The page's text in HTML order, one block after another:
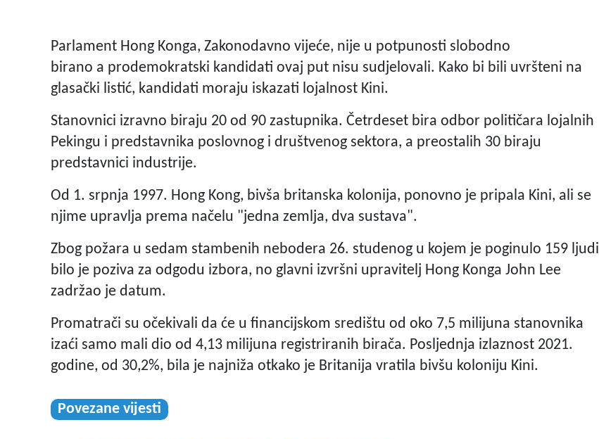
Parlament Hong Konga, Zakonodavno vijeće, nije u potpunosti slobodno
birano a prodemokratski kandidati ovaj put nisu sudjelovali. Kako bi bili uvršteni na
glasački listić, kandidati moraju iskazati lojalnost Kini.
Stanovnici izravno biraju 20 od 90 zastupnika. Četrdeset bira odbor političara lojalnih
Pekingu i predstavnika poslovnog i društvenog sektora, a preostalih 30 biraju
predstavnici industrije.
Od 1. srpnja 1997. Hong Kong, bivša britanska kolonija, ponovno je pripala Kini, ali se
njime upravlja prema načelu "jedna zemlja, dva sustava".
Zbog požara u sedam stambenih nebodera 26. studenog u kojem je poginulo 159 ljudi
bilo je poziva za odgodu izbora, no glavni izvršni upravitelj Hong Konga John Lee
zadržao je datum.
Promatrači su očekivali da će u financijskom središtu od oko 7,5 milijuna stanovnika
izaći samo mali dio od 4,13 milijuna registriranih birača. Posljednja izlaznost 2021.
godine, od 30,2%, bila je najniža otkako je Britanija vratila bivšu koloniju Kini.
Povezane vijesti